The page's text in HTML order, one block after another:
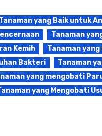
Tanaman yang Baik untuk
Tanaman
Kemih
Tanaman
Bakteri
Tanaman
yang mengobati
yang Mengobati